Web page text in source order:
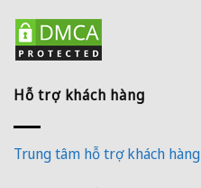
Hỗ trợ khách hàng
Trung tâm hỗ trợ khách hàng